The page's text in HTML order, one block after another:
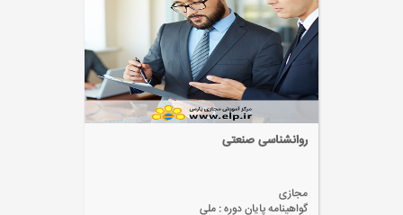
روانشناسی صنعتی
مجازی
گواهینامه پایان دوره : ملی